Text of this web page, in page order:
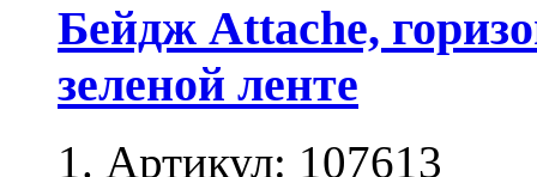
Бейдж Attache,
зеленой ленте
Артикул: 107613